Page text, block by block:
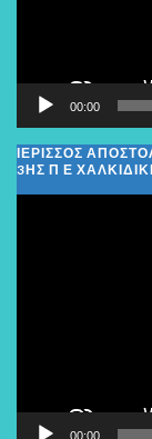
00:00
ΙΕΡΙΣΣΟΣ
3ΗΣ Π Ε
00:00